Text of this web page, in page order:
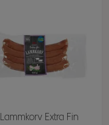
Lammkorv Extra Fin